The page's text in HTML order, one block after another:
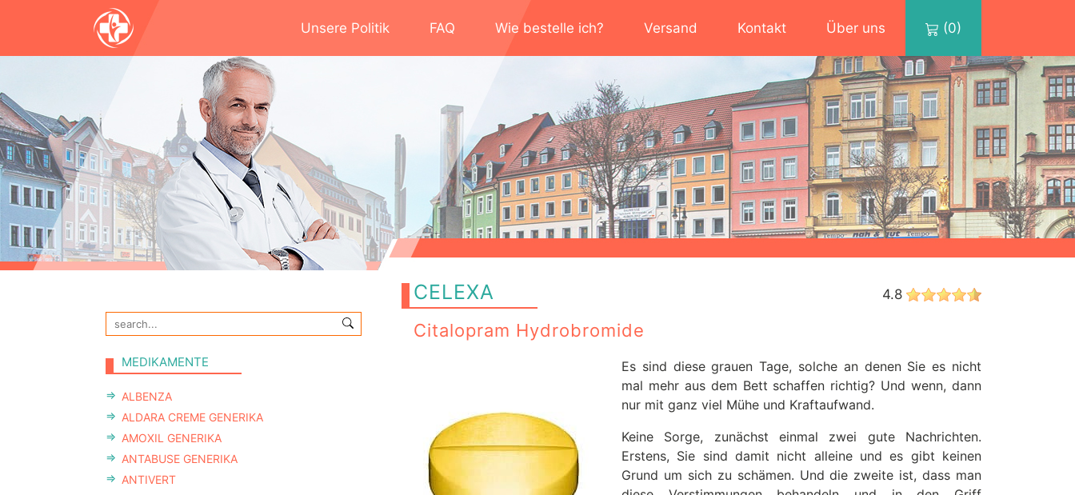
Unsere Politik FAQ Wie bestelle ich? Versand Kontakt Über uns (0)
MEDIKAMENTE
ALBENZA
ALDARA CREME GENERIKA
AMOXIL GENERIKA
ANTABUSE GENERIKA
ANTIVERT
CELEXA
Citalopram Hydrobromide
Es sind diese grauen Tage, solche an denen Sie es nicht
mal mehr aus dem Bett schaffen richtig? Und wenn, dann
nur mit ganz viel Mühe und Kraftaufwand.
Keine Sorge, zunächst einmal zwei gute Nachrichten.
Erstens, Sie sind damit nicht alleine und es gibt keinen
Grund um sich zu schämen. Und die zweite ist, dass man
4.8